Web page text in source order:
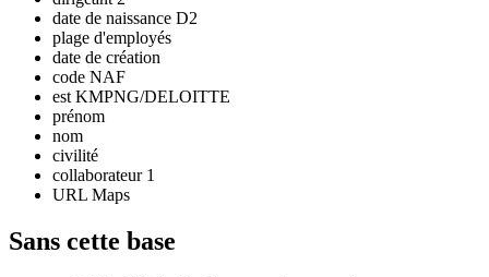
date de naissance D2
plage d'employés
date de création
code NAF
est KMPNG/DELOITTE
prénom
nom
civilité
collaborateur 1
URL Maps
Sans cette base